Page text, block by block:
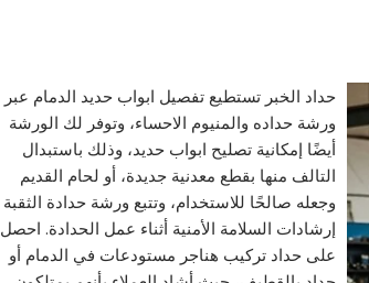
حداد الخبر تستطيع تفصيل ابواب حديد الدمام عبر
ورشة حداده والمنيوم الاحساء، وتوفر لك الورشة
أيضًا إمكانية تصليح ابواب حديد، وذلك باستبدال
التالف منها بقطع معدنية جديدة، أو لحام القديم
وجعله صالحًا للاستخدام، وتتبع ورشة حدادة الثقبة
إرشادات السلامة الأمنية أثناء عمل الحدادة. احصل
على حداد تركيب هناجر مستودعات في الدمام أو